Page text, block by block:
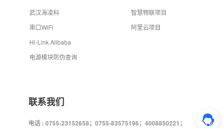
武汉海凌科
串口WiFi
Hi-Link Alibaba
电源模块防伪查询
智慧物联项目
阿里云项目
联系我们
电话 : 0755-23152658；0755-83575196；4008850221；